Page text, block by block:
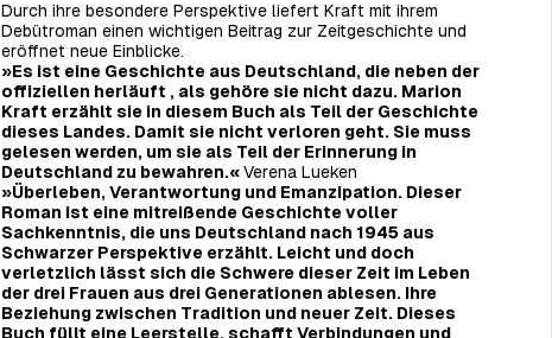
Durch ihre besondere Perspektive liefert Kraft mit ihrem
Debütroman einen wichtigen Beitrag zur Zeitgeschichte und
eröffnet neue Einblicke.
»Es ist eine Geschichte aus Deutschland, die neben der
offiziellen herläuft , als gehöre sie nicht dazu. Marion
Kraft erzählt sie in diesem Buch als Teil der Geschichte
dieses Landes. Damit sie nicht verloren geht. Sie muss
gelesen werden, um sie als Teil der Erinnerung in
Deutschland zu bewahren.«Verena Lueken
»Überleben, Verantwortung und Emanzipation. Dieser
Roman ist eine mitreißende Geschichte voller
Sachkenntnis, die uns Deutschland nach 1945 aus
Schwarzer Perspektive erzählt. Leicht und doch
verletzlich lässt sich die Schwere dieser Zeit im Leben
der drei Frauen aus drei Generationen ablesen. Ihre
Beziehung zwischen Tradition und neuer Zeit. Dieses
Buch füllt eine Leerstelle, schafft Verbindungen und